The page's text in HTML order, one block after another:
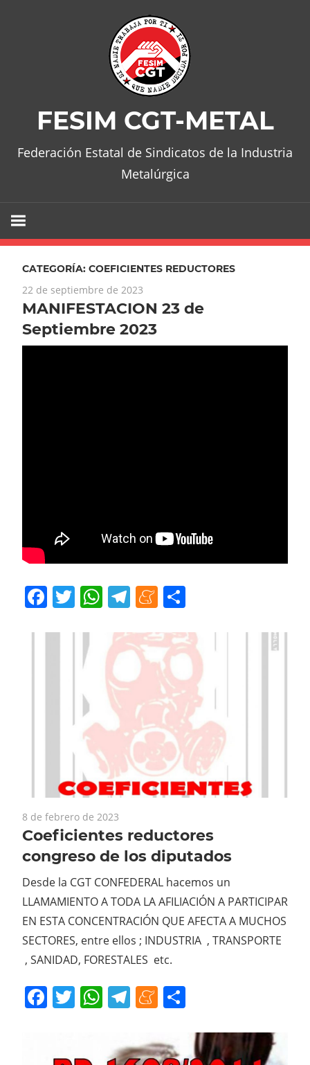
FESIM CGT-METAL
Federación Estatal de Sindicatos de la Industria
Metalúrgica
CATEGORÍA: COEFICIENTES REDUCTORES
22 de septiembre de 2023
MANIFESTACION 23 de
Septiembre 2023
Facebook
Twitter
WhatsApp
Telegram
Meneame
8 de febrero de 2023
Coeficientes reductores
congreso de los diputados
Desde la CGT CONFEDERAL hacemos un
LLAMAMIENTO A TODA LA AFILIACIÓN A PARTICIPAR
EN ESTA CONCENTRACIÓN QUE AFECTA A MUCHOS
SECTORES, entre ellos ; INDUSTRIA , TRANSPORTE
, SANIDAD, FORESTALES etc.
Facebook
Twitter
WhatsApp
Telegram
Meneame